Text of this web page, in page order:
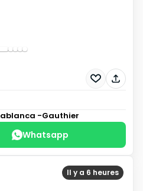
-Gauthier
Whatsapp
Il y a 6 heures